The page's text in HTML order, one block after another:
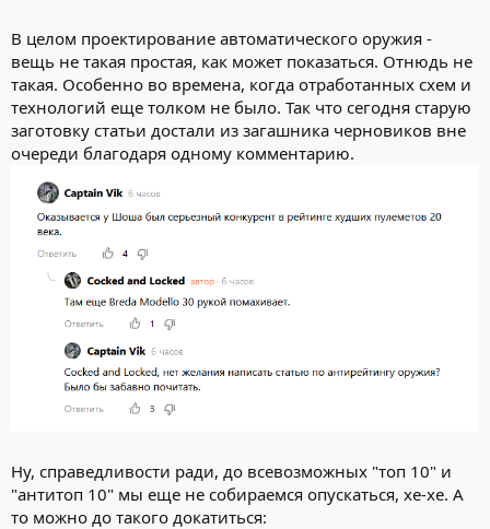
В целом проектирование автоматического оружия -
вещь не такая простая, как может показаться. Отнюдь не
такая. Особенно во времена, когда отработанных схем и
технологий еще толком не было. Так что сегодня старую
заготовку статьи достали из загашника черновиков вне
очереди благодаря одному комментарию.
Ну, справедливости ради, до всевозможных "топ 10" и
"антитоп 10" мы еще не собираемся опускаться, хе-хе. А
то можно до такого докатиться: